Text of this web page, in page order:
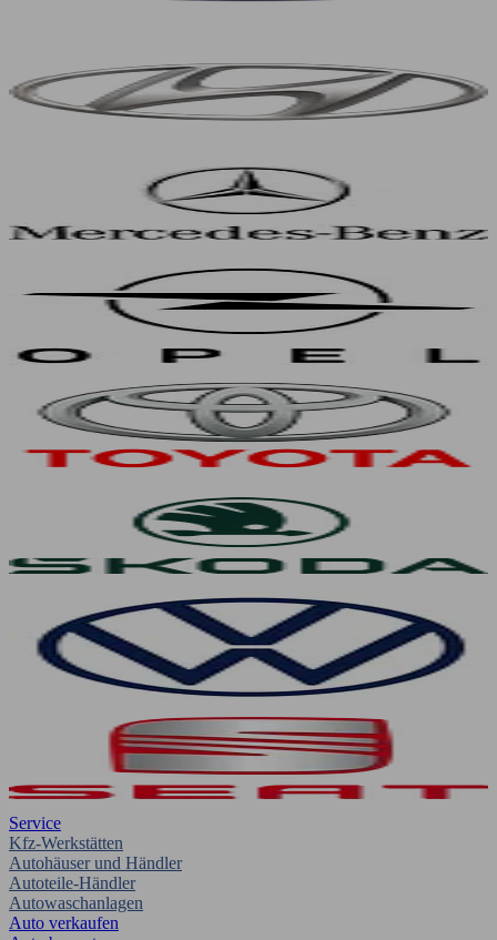
Service
Kfz-Werkstätten
Autohäuser und Händler
Autoteile-Händler
Autowaschanlagen
Auto verkaufen